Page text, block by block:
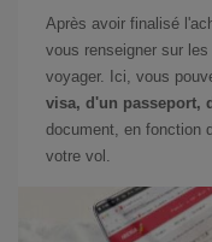
Après avoir finalisé
vous renseigner sur
voyager. Ici, vous
visa, d'un passeport,
document, en fonction
votre vol.